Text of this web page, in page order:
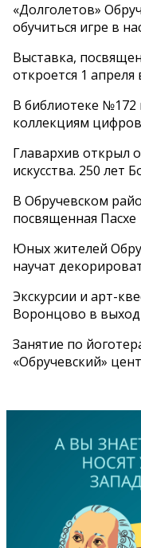
«Долголетов»
обучиться игре в
Выставка,
откроется 1
В библиотеке №172
коллекциям
Главархив открыл
искусства. 250 лет
В Обручевском
посвященная Пасхе
Юных жителей
научат
Экскурсии и арт-
Воронцово в
Занятие по
«Обручевский»